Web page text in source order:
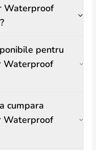
Waterproof
pentru
Waterproof
cumpara
Waterproof